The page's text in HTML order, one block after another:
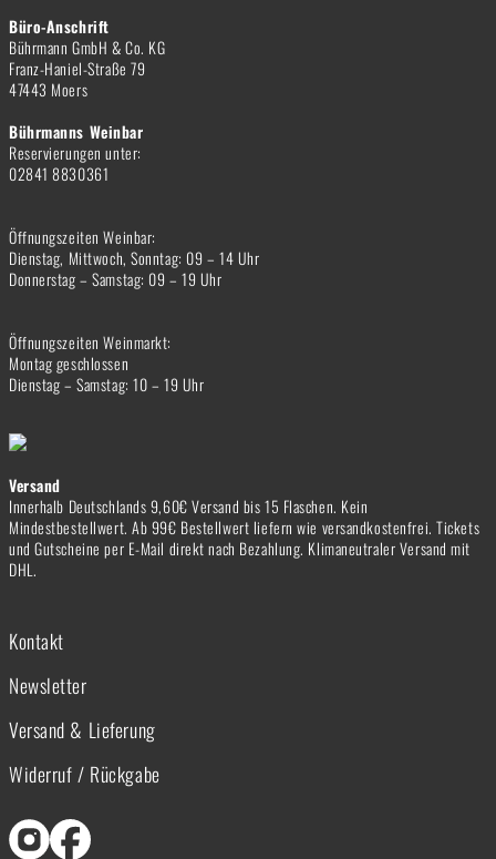
Büro-Anschrift
Bührmann GmbH & Co. KG
Franz-Haniel-Straße 79
47443 Moers
Bührmanns Weinbar
Reservierungen unter:
02841 8830361
Öffnungszeiten Weinbar:
Dienstag, Mittwoch, Sonntag: 09 – 14 Uhr
Donnerstag – Samstag: 09 – 19 Uhr
Öffnungszeiten Weinmarkt:
Montag geschlossen
Dienstag – Samstag: 10 – 19 Uhr
Versand
Innerhalb Deutschlands 9,60€ Versand bis 15 Flaschen. Kein
Mindestbestellwert. Ab 99€ Bestellwert liefern wie versandkostenfrei. Tickets
und Gutscheine per E-Mail direkt nach Bezahlung. Klimaneutraler Versand mit
DHL.
Kontakt
Newsletter
Versand & Lieferung
Widerruf / Rückgabe